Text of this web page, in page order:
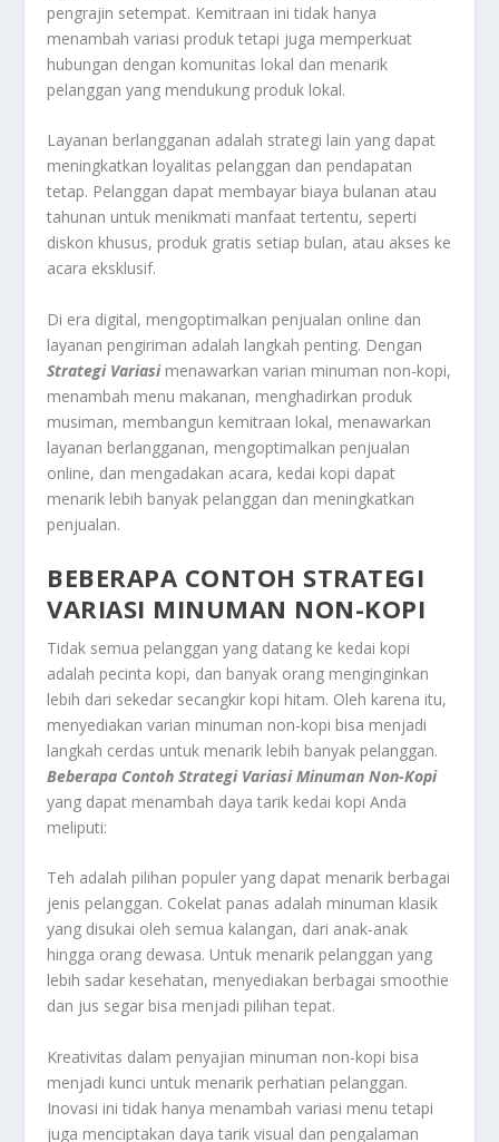
pengrajin setempat. Kemitraan ini tidak hanya
menambah variasi produk tetapi juga memperkuat
hubungan dengan komunitas lokal dan menarik
pelanggan yang mendukung produk lokal.
Layanan berlangganan adalah strategi lain yang dapat
meningkatkan loyalitas pelanggan dan pendapatan
tetap. Pelanggan dapat membayar biaya bulanan atau
tahunan untuk menikmati manfaat tertentu, seperti
diskon khusus, produk gratis setiap bulan, atau akses ke
acara eksklusif.
Di era digital, mengoptimalkan penjualan online dan
layanan pengiriman adalah langkah penting. Dengan
Strategi Variasimenawarkan varian minuman non-kopi,
menambah menu makanan, menghadirkan produk
musiman, membangun kemitraan lokal, menawarkan
layanan berlangganan, mengoptimalkan penjualan
online, dan mengadakan acara, kedai kopi dapat
menarik lebih banyak pelanggan dan meningkatkan
penjualan.
BEBERAPA CONTOH STRATEGI
VARIASI MINUMAN NON-KOPI
Tidak semua pelanggan yang datang ke kedai kopi
adalah pecinta kopi, dan banyak orang menginginkan
lebih dari sekedar secangkir kopi hitam. Oleh karena itu,
menyediakan varian minuman non-kopi bisa menjadi
langkah cerdas untuk menarik lebih banyak pelanggan.
Beberapa Contoh Strategi Variasi Minuman Non-Kopi
yang dapat menambah daya tarik kedai kopi Anda
meliputi:
Teh adalah pilihan populer yang dapat menarik berbagai
jenis pelanggan. Cokelat panas adalah minuman klasik
yang disukai oleh semua kalangan, dari anak-anak
hingga orang dewasa. Untuk menarik pelanggan yang
lebih sadar kesehatan, menyediakan berbagai smoothie
dan jus segar bisa menjadi pilihan tepat.
Kreativitas dalam penyajian minuman non-kopi bisa
menjadi kunci untuk menarik perhatian pelanggan.
Inovasi ini tidak hanya menambah variasi menu tetapi
juga menciptakan daya tarik visual dan pengalaman